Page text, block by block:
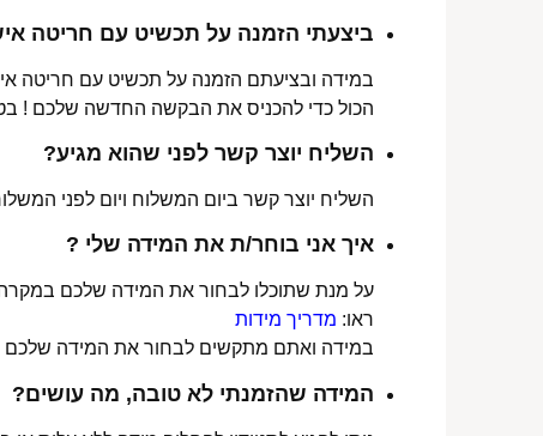
ביצעתי הזמנה על תכשיט עם חריטה
במידה ובציעתם הזמנה על תכשיט עם חריטה
הכול כדי להכניס את הבקשה החדשה שלכם !
השליח יוצר קשר לפני שהוא מגיע?
השליח יוצר קשר ביום המשלוח ויום לפני
איך אני בוחר/ת את המידה שלי ?
על מנת שתוכלו לבחור את המידה שלכם
ראו: מדריך מידות
במידה ואתם מתקשים לבחור את המידה שלכם
המידה שהזמנתי לא טובה, מה עושים?